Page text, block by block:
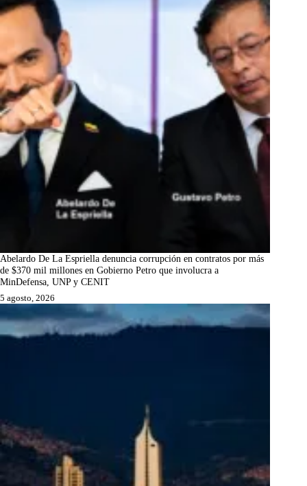
Abelardo De La Espriella denuncia corrupción en contratos por más
de $370 mil millones en Gobierno Petro que involucra a
MinDefensa, UNP y CENIT
5 agosto, 2026